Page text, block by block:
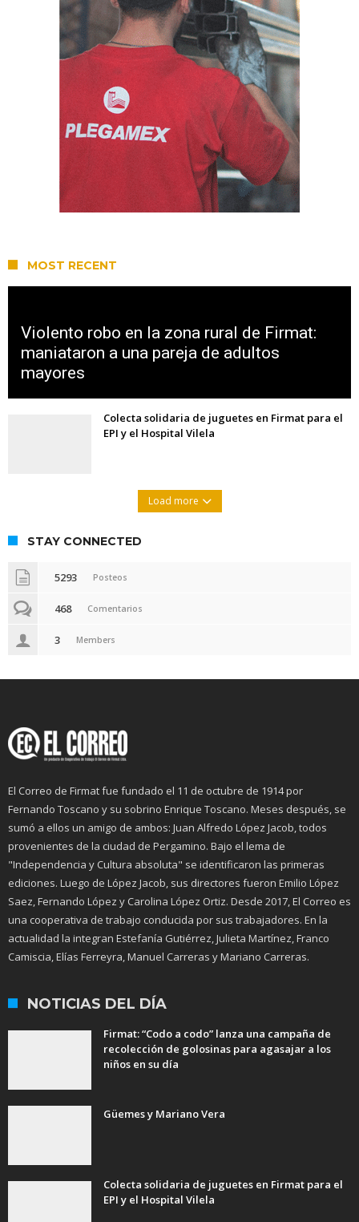
MOST RECENT
Violento robo en la zona rural de Firmat:
maniataron a una pareja de adultos
mayores
Colecta solidaria de juguetes en Firmat para el
EPI y el Hospital Vilela
Load more
STAY CONNECTED
5293 Posteos
468 Comentarios
3 Members
El Correo de Firmat fue fundado el 11 de octubre de 1914 por
Fernando Toscano y su sobrino Enrique Toscano. Meses después, se
sumó a ellos un amigo de ambos: Juan Alfredo López Jacob, todos
provenientes de la ciudad de Pergamino. Bajo el lema de
"Independencia y Cultura absoluta" se identificaron las primeras
ediciones. Luego de López Jacob, sus directores fueron Emilio López
Saez, Fernando López y Carolina López Ortiz. Desde 2017, El Correo es
una cooperativa de trabajo conducida por sus trabajadores. En la
actualidad la integran Estefanía Gutiérrez, Julieta Martínez, Franco
Camiscia, Elías Ferreyra, Manuel Carreras y Mariano Carreras.
NOTICIAS DEL DÍA
Firmat: “Codo a codo” lanza una campaña de
recolección de golosinas para agasajar a los
niños en su día
Güemes y Mariano Vera
Colecta solidaria de juguetes en Firmat para el
EPI y el Hospital Vilela